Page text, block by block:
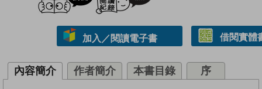
加入／閱讀電子書 借閱實體
內容簡介 作者簡介 本書目錄 序